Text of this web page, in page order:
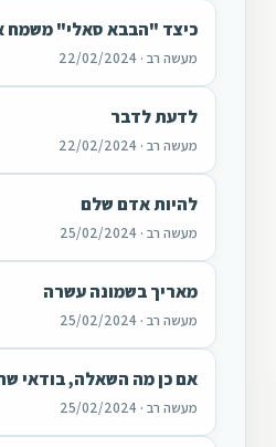
כיצד "הבבא סאלי" משמח
מעשה רב · 22/02/2024
לדעת לדבר
מעשה רב · 22/02/2024
להיות אדם שלם
מעשה רב · 25/02/2024
מאריך בשמונה עשרה
מעשה רב · 25/02/2024
אם כן מה השאלה, בודאי
מעשה רב · 25/02/2024